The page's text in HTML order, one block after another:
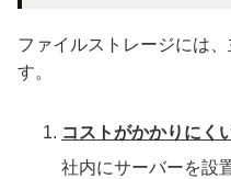
ファイルストレージには
す。
コストがかかりにく
社内にサーバーを設